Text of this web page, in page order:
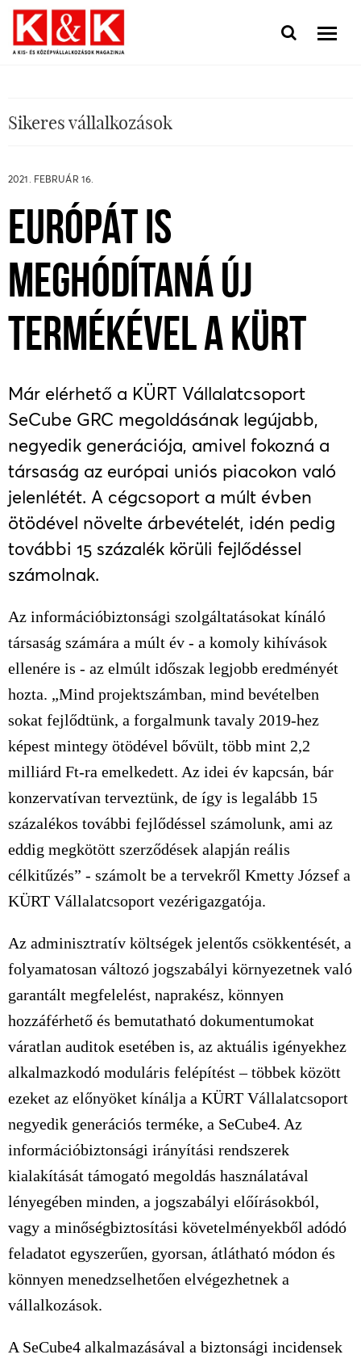
Sikeres vállalkozások
2021. FEBRUÁR 16.
EURÓPÁT IS
MEGHÓDÍTANÁ ÚJ
TERMÉKÉVEL A KÜRT
Már elérhető a KÜRT Vállalatcsoport
SeCube GRC megoldásának legújabb,
negyedik generációja, amivel fokozná a
társaság az európai uniós piacokon való
jelenlétét. A cégcsoport a múlt évben
ötödével növelte árbevételét, idén pedig
további 15 százalék körüli fejlődéssel
számolnak.
Az információbiztonsági szolgáltatásokat kínáló
társaság számára a múlt év - a komoly kihívások
ellenére is - az elmúlt időszak legjobb eredményét
hozta. „Mind projektszámban, mind bevételben
sokat fejlődtünk, a forgalmunk tavaly 2019-hez
képest mintegy ötödével bővült, több mint 2,2
milliárd Ft-ra emelkedett. Az idei év kapcsán, bár
konzervatívan terveztünk, de így is legalább 15
százalékos további fejlődéssel számolunk, ami az
eddig megkötött szerződések alapján reális
célkitűzés” - számolt be a tervekről Kmetty József a
KÜRT Vállalatcsoport vezérigazgatója.
Az adminisztratív költségek jelentős csökkentését, a
folyamatosan változó jogszabályi környezetnek való
garantált megfelelést, naprakész, könnyen
hozzáférhető és bemutatható dokumentumokat
váratlan auditok esetében is, az aktuális igényekhez
alkalmazkodó moduláris felépítést – többek között
ezeket az előnyöket kínálja a KÜRT Vállalatcsoport
negyedik generációs terméke, a SeCube4. Az
információbiztonsági irányítási rendszerek
kialakítását támogató megoldás használatával
lényegében minden, a jogszabályi előírásokból,
vagy a minőségbiztosítási követelményekből adódó
feladatot egyszerűen, gyorsan, átlátható módon és
könnyen menedzselhetően elvégezhetnek a
vállalkozások.
A SeCube4 alkalmazásával a biztonsági incidensek